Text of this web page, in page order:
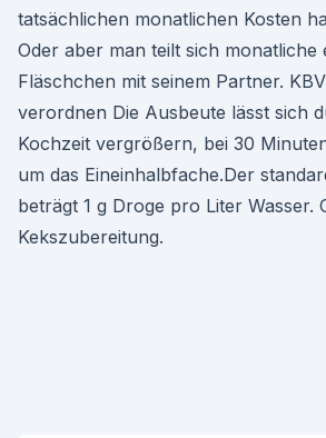
tatsächlichen monatlichen Kosten
Oder aber man teilt sich monatliche
Fläschchen mit seinem Partner.
verordnen Die Ausbeute lässt sich
Kochzeit vergrößern, bei 30
um das Eineinhalbfache.Der
beträgt 1 g Droge pro Liter Wasser.
Kekszubereitung.